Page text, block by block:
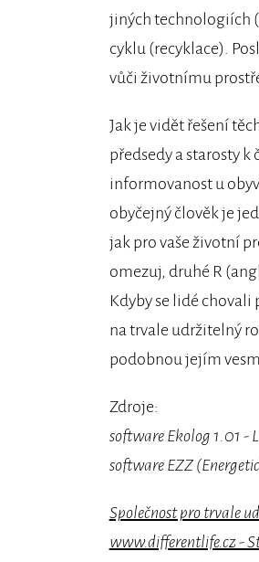
jiných technologiích
cyklu (recyklace).
vůči životnímu
Jak je vidět řešení
předsedy a starosty
informovanost u
obyčejný člověk je
jak pro vaše životní
omezuj, druhé R
Kdyby se lidé
na trvale udržitelný
podobnou jejím
Zdroje:
software Ekolog 1.01 -
software EZZ
Společnost pro trvale
www.differentlife.cz -